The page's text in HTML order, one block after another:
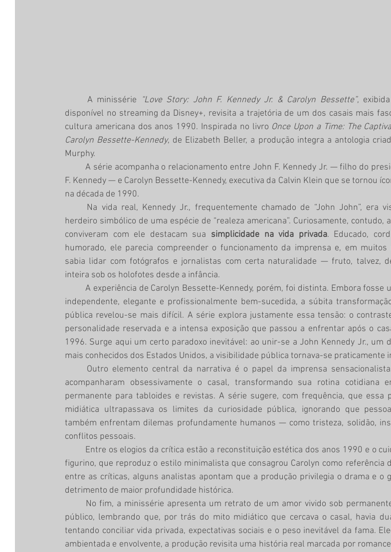
	A minissérie
“Love Story: John F. Kennedy Jr. & Carolyn Bessette”,
disponível no streaming da Disney+, revisita a trajetória de um dos casais mais
cultura americana dos anos 1990. Inspirada no livro Once Upon a Time: The
Carolyn Bessette-Kennedy, de Elizabeth Beller, a produção integra a antologia
Murphy.
F. Kennedy — e Carolyn Bessette-Kennedy, executiva da Calvin Klein que se tornou
na década de 1990.
herdeiro simbólico de uma espécie de “realeza americana”. Curiosamente, contudo,
conviveram com ele destacam sua simplicidade na vida privada. Educado,
humorado, ele parecia compreender o funcionamento da imprensa e, em muitos
sabia lidar com fotógrafos e jornalistas com certa naturalidade — fruto, talvez,
inteira sob os holofotes desde a infância.
independente, elegante e profissionalmente bem-sucedida, a súbita
pública revelou-se mais difícil. A série explora justamente essa tensão: o
personalidade reservada e a intensa exposição que passou a enfrentar após o
1996. Surge aqui um certo paradoxo inevitável: ao unir-se a John Kennedy Jr., um
mais conhecidos dos Estados Unidos, a visibilidade pública tornava-se praticamente
acompanharam obsessivamente o casal, transformando sua rotina cotidiana
permanente para tabloides e revistas. A série sugere, com frequência, que essa
midiática ultrapassava os limites da curiosidade pública, ignorando que
também enfrentam dilemas profundamente humanos — como tristeza, solidão,
conflitos pessoais.
figurino, que reproduz o estilo minimalista que consagrou Carolyn como referência
entre as críticas, alguns analistas apontam que a produção privilegia o drama e o
detrimento de maior profundidade histórica.
público, lembrando que, por trás do mito midiático que cercava o casal, havia
tentando conciliar vida privada, expectativas sociais e o peso inevitável da fama.
ambientada e envolvente, a produção revisita uma história real marcada por